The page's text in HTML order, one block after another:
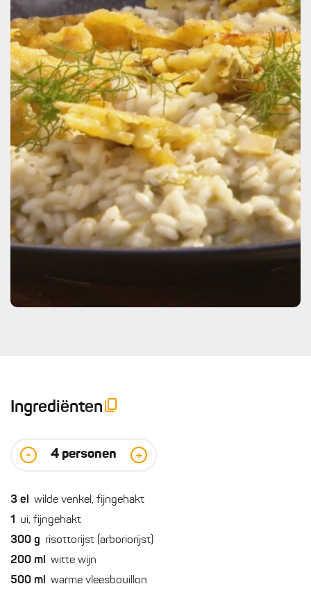
Ingrediënten
- 4 personen +
3 el wilde venkel, fijngehakt
1 ui, fijngehakt
300 g risottorijst (arboriorijst)
200 ml witte wijn
500 ml warme vleesbouillon